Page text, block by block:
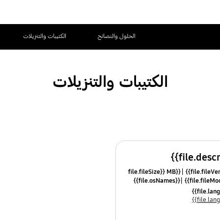
الحلول والنصائح الكتيبات والتنزيلات
الكتيبات والتنزيلات
{{file.fileSize}} MB
{{file.osNames}}